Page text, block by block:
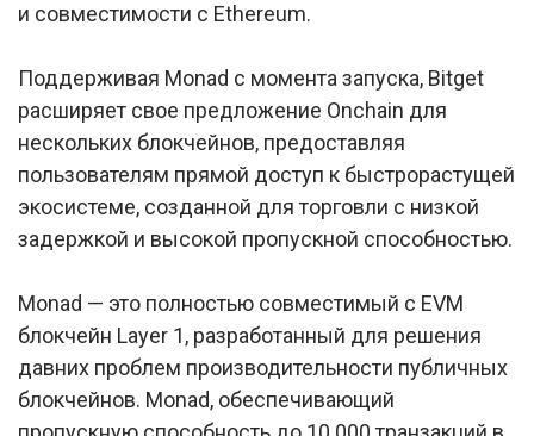
и совместимости с Ethereum.
Поддерживая Monad с момента запуска, Bitget
расширяет свое предложение Onchain для
нескольких блокчейнов, предоставляя
пользователям прямой доступ к быстрорастущей
экосистеме, созданной для торговли с низкой
задержкой и высокой пропускной способностью.
Monad — это полностью совместимый с EVM
блокчейн Layer 1, разработанный для решения
давних проблем производительности публичных
блокчейнов. Monad, обеспечивающий